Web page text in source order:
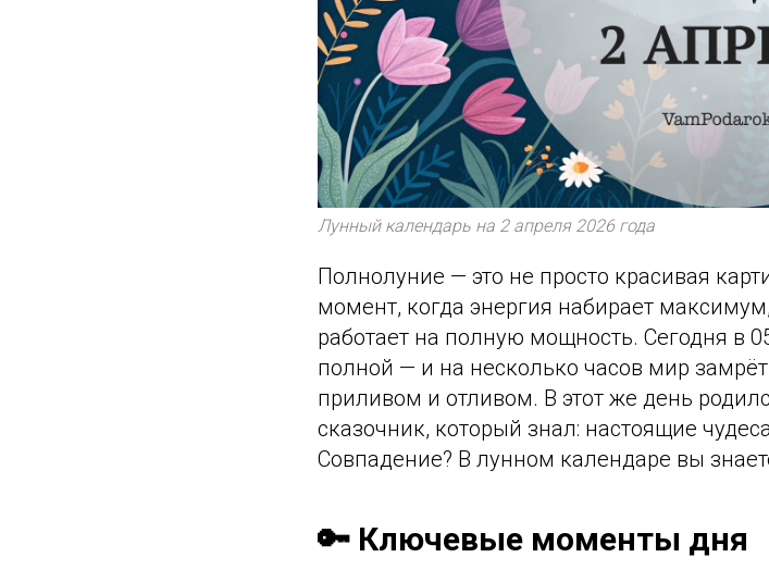
Лунный календарь на 2 апреля 2026 года
Полнолуние — это не просто красивая
момент, когда энергия набирает
работает на полную мощность. Сегодня в
полной — и на несколько часов мир
приливом и отливом. В этот же день
сказочник, который знал: настоящие
Совпадение? В лунном календаре вы
🔑 Ключевые моменты дня